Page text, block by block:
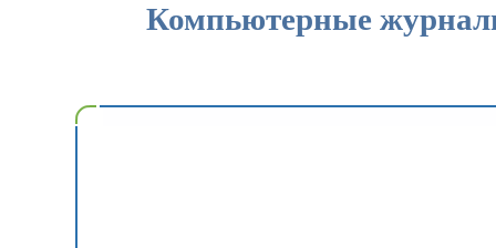
Компьютерные